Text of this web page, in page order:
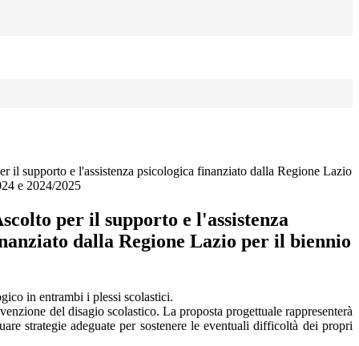
il supporto e l'assistenza psicologica finanziato dalla Regione Lazio
e 2024/2025
per il supporto e l'assistenza
dalla Regione Lazio per il biennio
in entrambi i plessi scolastici.
del disagio scolastico. La proposta progettuale rappresenterà
strategie adeguate per sostenere le eventuali difficoltà dei propri